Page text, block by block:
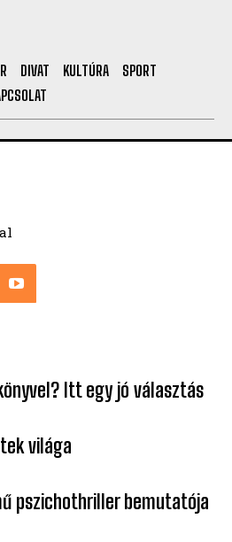
DIVAT KULTÚRA
SPORT
Itt egy jó választás
világa
pszichothriller bemutatója